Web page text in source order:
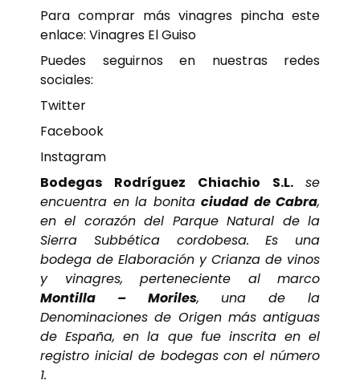
Para comprar más vinagres pincha este
enlace: Vinagres El Guiso
Puedes seguirnos en nuestras redes
sociales:
Twitter
Facebook
Instagram
Bodegas Rodríguez Chiachio S.L. se
encuentra en la bonita ciudad de Cabra,
en el corazón del Parque Natural de la
Sierra Subbética cordobesa. Es una
bodega de Elaboración y Crianza de vinos
y vinagres, perteneciente al marco
Montilla – Moriles, una de la
Denominaciones de Origen más antiguas
de España, en la que fue inscrita en el
registro inicial de bodegas con el número
1.